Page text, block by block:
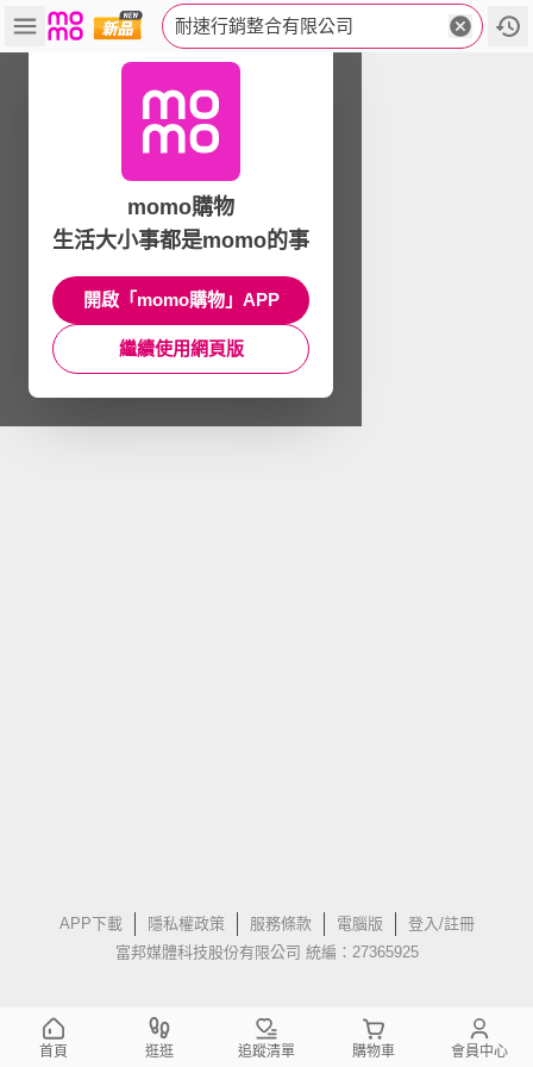
耐速行銷整合有限公司
APP下載 隱私權政策 服務條款 電腦版
登入/註冊
富邦媒體科技股份有限公司 統編：27365925
momo購物
生活大小事都是momo的事
開啟「momo購物」APP
繼續使用網頁版
首頁 逛逛 追蹤清單 購物車 會員中心